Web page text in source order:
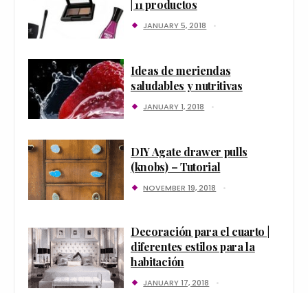
| 11 productos
JANUARY 5, 2018
Ideas de meriendas
saludables y nutritivas
JANUARY 1, 2018
DIY Agate drawer pulls
(knobs) – Tutorial
NOVEMBER 19, 2018
Decoración para el cuarto |
diferentes estilos para la
habitación
JANUARY 17, 2018